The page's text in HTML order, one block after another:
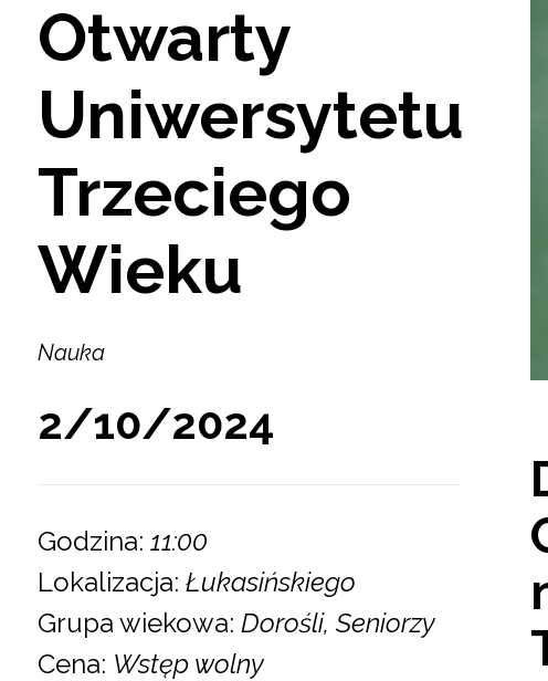
Otwarty
Uniwersytetu
Trzeciego
Wieku
Nauka
2/10/2024
Godzina: 11:00
Lokalizacja: Łukasińskiego
Grupa wiekowa: Dorośli, Seniorzy
Cena: Wstęp wolny